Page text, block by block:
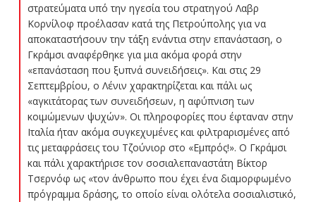
στρατεύματα υπό την ηγεσία του στρατηγού Λαβρ
Κορνίλοφ προέλασαν κατά της Πετρούπολης για να
αποκαταστήσουν την τάξη ενάντια στην επανάσταση, ο
Γκράμσι αναφέρθηκε για μια ακόμα φορά στην
«επανάσταση που ξυπνά συνειδήσεις». Και στις 29
Σεπτεμβρίου, ο Λένιν χαρακτηρίζεται και πάλι ως
«αγκιτάτορας των συνειδήσεων, η αφύπνιση των
κοιμώμενων ψυχών». Οι πληροφορίες που έφταναν στην
Ιταλία ήταν ακόμα συγκεχυμένες και φιλτραρισμένες από
τις μεταφράσεις του Τζούνιορ στο «Εμπρός!». Ο Γκράμσι
και πάλι χαρακτήρισε τον σοσιαλεπαναστάτη Βίκτορ
Τσερνόφ ως «τον άνθρωπο που έχει ένα διαμορφωμένο
πρόγραμμα δράσης, το οποίο είναι ολότελα σοσιαλιστικό,